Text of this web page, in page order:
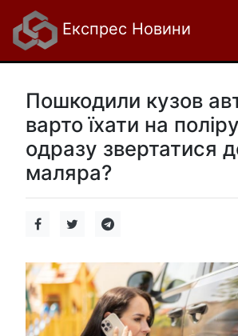
Експрес Новини
Пошкодили кузов
варто їхати на
одразу звертатися
маляра?